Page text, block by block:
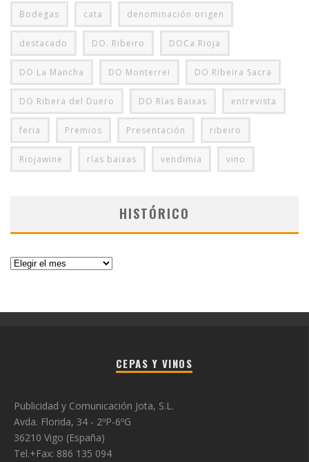
Bodegas cata denominación origen
destacado DO. Ribeiro DOCa Rioja
DO La Mancha DO Monterrei DO Ribeira Sacra
DO Ribera del Duero DO Rías Baixas entrevista
feria Premios Presentación ribeiro
Riojawine rías baixas vendimia vino
HISTÓRICO
Histórico
CEPAS Y VINOS
Publicidad y Comunicación Jota, S.L.
Avda. Florida, 34 - 2ºP-6ºG
36210 Vigo (España)
Tel.+Fax: 886 135 094